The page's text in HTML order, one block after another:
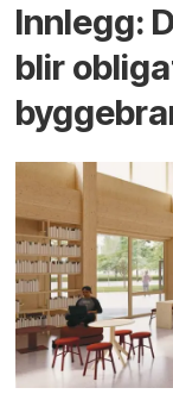
Innlegg:
blir